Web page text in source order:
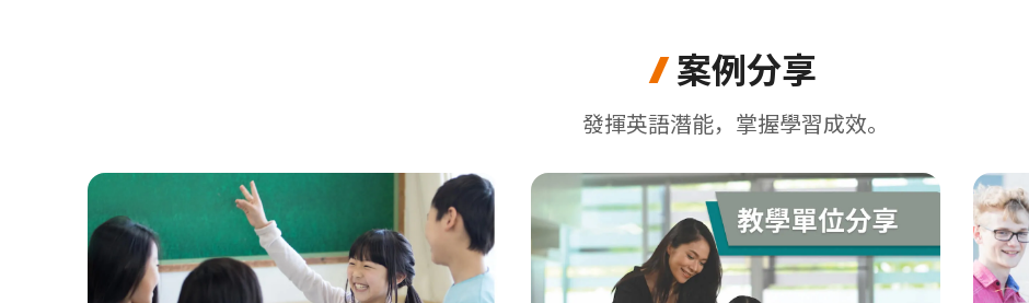
案例分享
發揮英語潛能，掌握學習成效。